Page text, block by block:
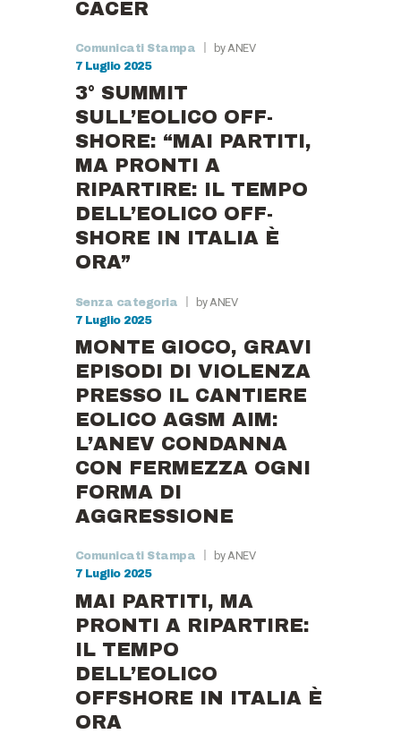
CACER
Comunicati Stampa by ANEV
7 Luglio 2025
3° SUMMIT
SULL’EOLICO OFF-
SHORE: “MAI PARTITI,
MA PRONTI A
RIPARTIRE: IL TEMPO
DELL’EOLICO OFF-
SHORE IN ITALIA È
ORA”
Senza categoria by ANEV
7 Luglio 2025
MONTE GIOCO, GRAVI
EPISODI DI VIOLENZA
PRESSO IL CANTIERE
EOLICO AGSM AIM:
L’ANEV CONDANNA
CON FERMEZZA OGNI
FORMA DI
AGGRESSIONE
Comunicati Stampa by ANEV
7 Luglio 2025
MAI PARTITI, MA
PRONTI A RIPARTIRE:
IL TEMPO
DELL’EOLICO
OFFSHORE IN ITALIA È
ORA